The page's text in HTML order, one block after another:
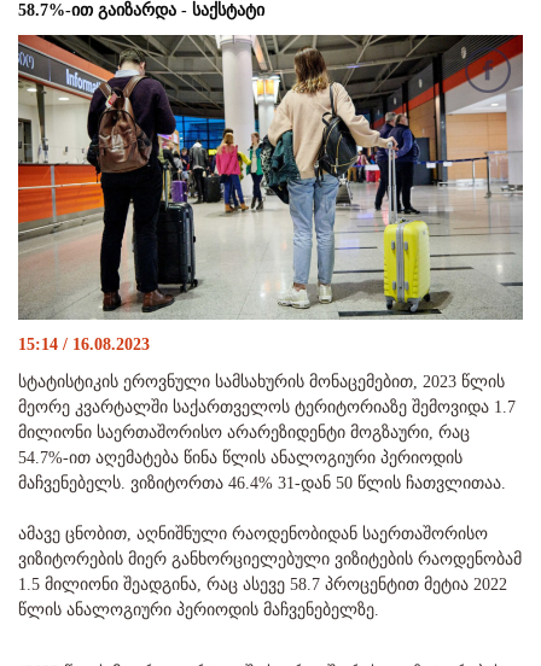
58.7%-ით გაიზარდა - საქსტატი
15:14 / 16.08.2023
სტატისტიკის ეროვნული სამსახურის მონაცემებით, 2023 წლის
მეორე კვარტალში საქართველოს ტერიტორიაზე შემოვიდა 1.7
მილიონი საერთაშორისო არარეზიდენტი მოგზაური, რაც
54.7%-ით აღემატება წინა წლის ანალოგიური პერიოდის
მაჩვენებელს. ვიზიტორთა 46.4% 31-დან 50 წლის ჩათვლითაა.
ამავე ცნობით, აღნიშნული რაოდენობიდან საერთაშორისო
ვიზიტორების მიერ განხორციელებული ვიზიტების რაოდენობამ
1.5 მილიონი შეადგინა, რაც ასევე 58.7 პროცენტით მეტია 2022
წლის ანალოგიური პერიოდის მაჩვენებელზე.